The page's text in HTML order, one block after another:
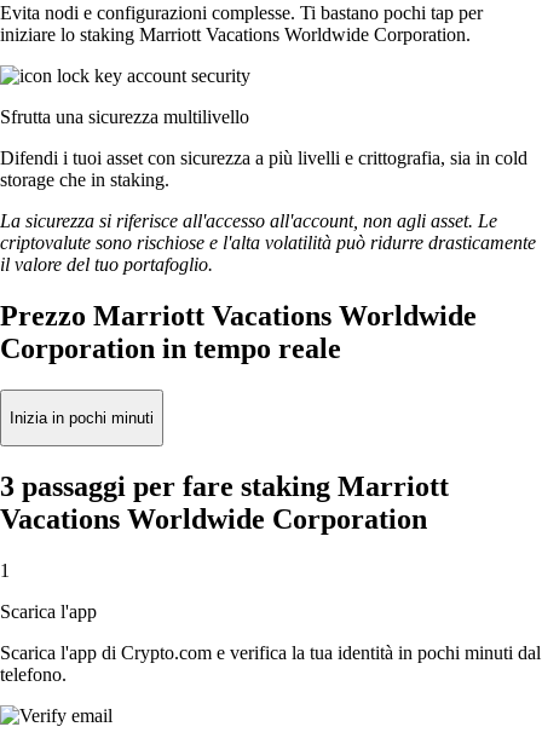
Evita nodi e configurazioni complesse. Ti bastano pochi tap per
iniziare lo staking Marriott Vacations Worldwide Corporation.
Sfrutta una sicurezza multilivello
Difendi i tuoi asset con sicurezza a più livelli e crittografia, sia in cold
storage che in staking.
La sicurezza si riferisce all'accesso all'account, non agli asset. Le
criptovalute sono rischiose e l'alta volatilità può ridurre drasticamente
il valore del tuo portafoglio.
Prezzo Marriott Vacations Worldwide
Corporation in tempo reale
Inizia in pochi minuti
3 passaggi per fare staking Marriott
Vacations Worldwide Corporation
1
Scarica l'app
Scarica l'app di Crypto.com e verifica la tua identità in pochi minuti dal
telefono.